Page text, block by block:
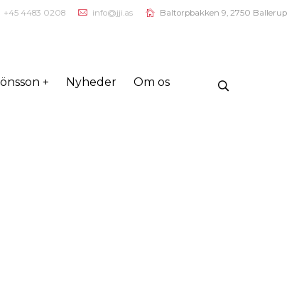
+45 4483 0208 info@jji.as Baltorpbakken 9, 2750 Ballerup
+ Nyheder Om os